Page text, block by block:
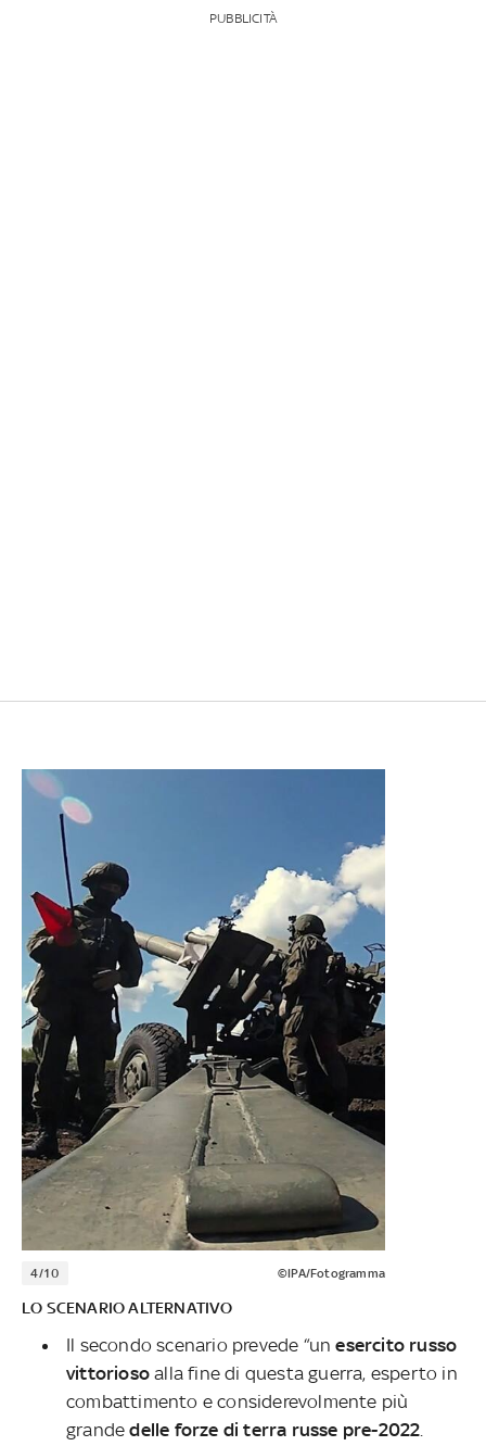
PUBBLICITÀ
4/10 ©IPA/Fotogramma
LO SCENARIO ALTERNATIVO
Il secondo scenario prevede “unesercito russo
vittoriosoalla fine di questa guerra, esperto in
combattimento e considerevolmente più
grandedelle forze di terra russe pre-2022.